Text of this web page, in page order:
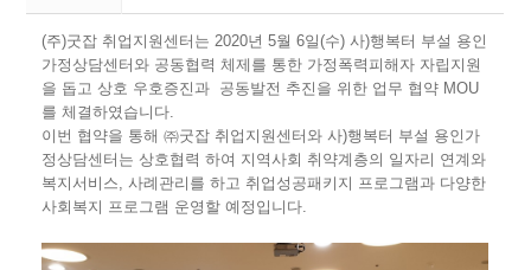
(주)굿잡 취업지원센터는 2020년5월6일(수)사)행복터 부설 용인
가정상담센터와 공동협력 체제를 통한 가정폭력피해자 자립지원
을 돕고 상호 우호증진과 공동발전 추진을 위한 업무 협약 MOU
를 체결하였습니다
이번 협약을 통해㈜굿잡 취업지원센터와 사)행복터 부설 용인가
정상담센터는 상호협력 하여 지역사회 취약계층의 일자리 연계와
복지서비스 ,사례관리를 하고 취업성공패키지 프로그램과 다양한
사회복지 프로그램 운영할 예정입니다